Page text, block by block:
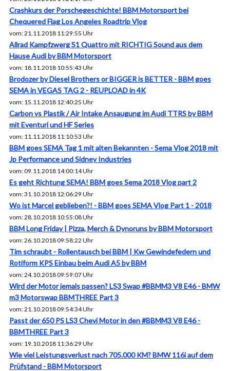
Crashkurs der Porschegeschichte! BBM Motorsport bei
Chequered Flag Los Angeles Roadtrip Vlog
vom: 21.11.2018 11:29:55 Uhr
Allrad Kampfzwerg S1 Quattro mit RICHTIG Sound aus dem
Hause Audi by BBM Motorsport
vom: 18.11.2018 10:55:43 Uhr
Brodozer by Diesel Brothers or BIGGER is BETTER - BBM goes
SEMA in VEGAS TAG 2 - REUPLOAD in 4K
vom: 15.11.2018 12:40:25 Uhr
Carbon vs Plastik / Air Intake Ansaugung im Audi TTRS by BBM
mit Eventuri und HF Series
vom: 11.11.2018 11:10:53 Uhr
BBM goes SEMA Tag 1 mit alten Bekannten - Sema Vlog 2018 mit
Jp Performance und Sidney Industries
vom: 09.11.2018 14:00:14 Uhr
Es geht Richtung SEMA! BBM goes Sema 2018 Vlog part 2
vom: 31.10.2018 12:06:29 Uhr
Wo ist Marcel geblieben?! - BBM goes SEMA Vlog Part 1 - 2018
vom: 28.10.2018 10:55:08 Uhr
BBM Long Friday | Pizza, Merch & Dynoruns by BBM Motorsport
vom: 26.10.2018 09:58:22 Uhr
Tim schraubt - Rollentausch bei BBM | Kw Gewindefedern und
Rotiform KPS Einbau beim Audi A5 by BBM
vom: 24.10.2018 09:59:07 Uhr
Wird der Motor jemals passen? LS3 Swap #BBMM3 V8 E46 - BMW
m3 Motorswap BBMTHREE Part 3
vom: 21.10.2018 09:54:34 Uhr
Passt der 650 PS LS3 Chevi Motor in den #BBMM3 V8 E46 -
BBMTHREE Part 3
vom: 19.10.2018 11:36:29 Uhr
Wie viel Leistungsverlust nach 705.000 KM? BMW 116i auf dem
Prüfstand - BBM Motorsport